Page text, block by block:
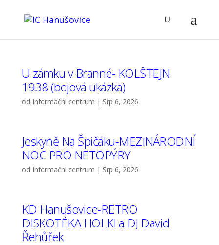
U zámku v Branné- KOLŠTEJN
1938 (bojová ukázka)
od Informační centrum | Srp 6, 2026
Jeskyně Na Špičáku-MEZINÁRODNÍ
NOC PRO NETOPÝRY
od Informační centrum | Srp 6, 2026
KD Hanušovice-RETRO
DISKOTÉKA HOLKI a DJ David
Řehůřek